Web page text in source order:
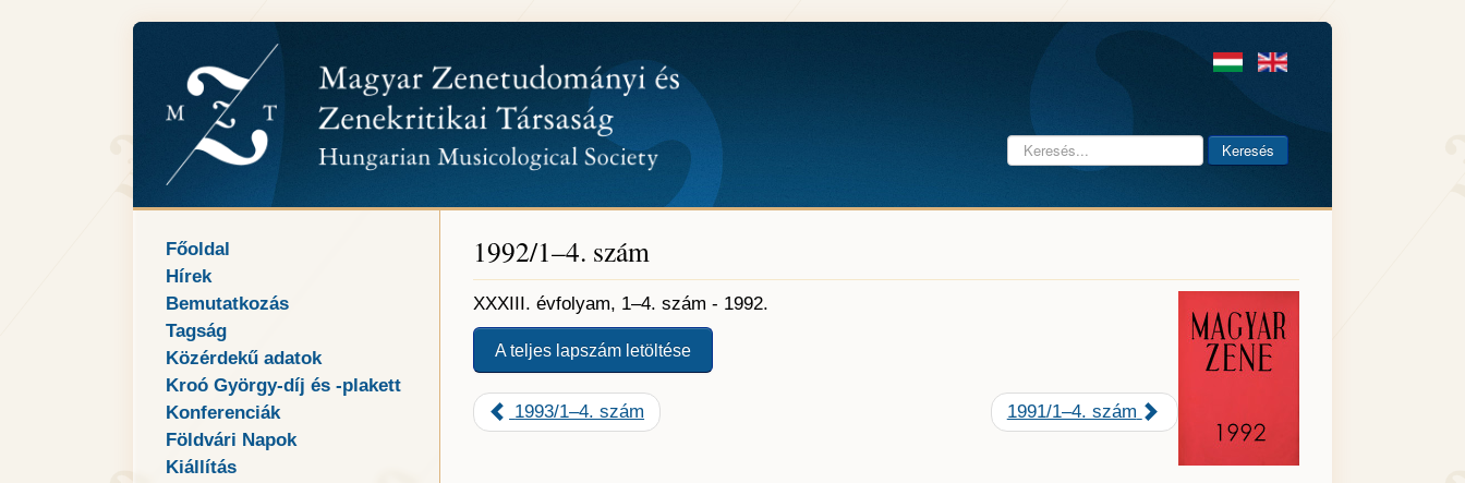
Keresés... Keresés
Főoldal
Hírek
Bemutatkozás
Tagság
Közérdekű adatok
Kroó György-díj és -plakett
Konferenciák
Földvári Napok
Kiállítás
1992/1–4. szám
XXXIII. évfolyam, 1–4. szám - 1992.
A teljes lapszám letöltése
1993/1–4. szám 1991/1–4. szám